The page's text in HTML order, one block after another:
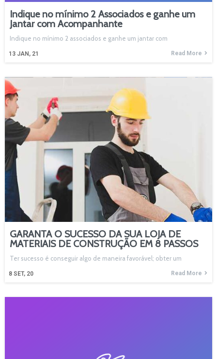
Indique no mínimo 2 Associados e ganhe um
Jantar com Acompanhante
13 JAN, 21
Indique no mínimo 2 associados e ganhe um jantar com
Read More
GARANTA O SUCESSO DA SUA LOJA DE
MATERIAIS DE CONSTRUÇÃO EM 8 PASSOS
8 SET, 20
Ter sucesso é conseguir algo de maneira favorável; obter um
Read More